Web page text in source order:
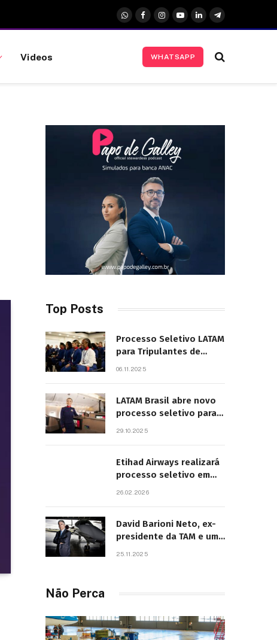
WhatsApp
FacebookInstagram
YouTubeLinkedInTelegrama
Videos WHATSAPP
Top Posts
Processo Seletivo LATAM
para Tripulantes de
06.11.2025
LATAM Brasil abre novo
processo seletivo para
29.10.2025
Etihad Airways realizará
processo seletivo em
26.02.2026
David Barioni Neto, ex-
presidente da TAM e um
25.11.2025
Não Perca